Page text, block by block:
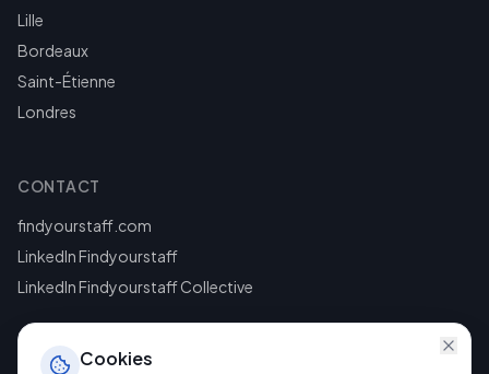
Lille
Bordeaux
Saint-Étienne
Londres
CONTACT
findyourstaff.com
LinkedIn Findyourstaff
LinkedIn Findyourstaff Collective
Cookies